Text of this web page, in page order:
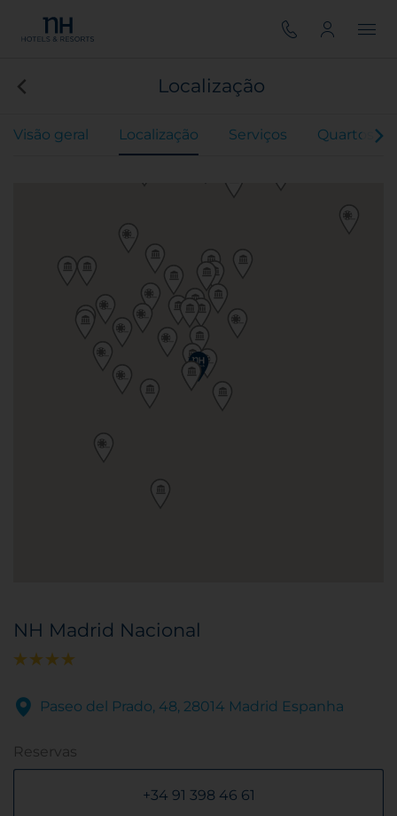
Localização
Visão geral Localização Serviços Quartos
NH Madrid Nacional
Paseo del Prado, 48, 28014 Madrid Espanha
Reservas
+34 91 398 46 61